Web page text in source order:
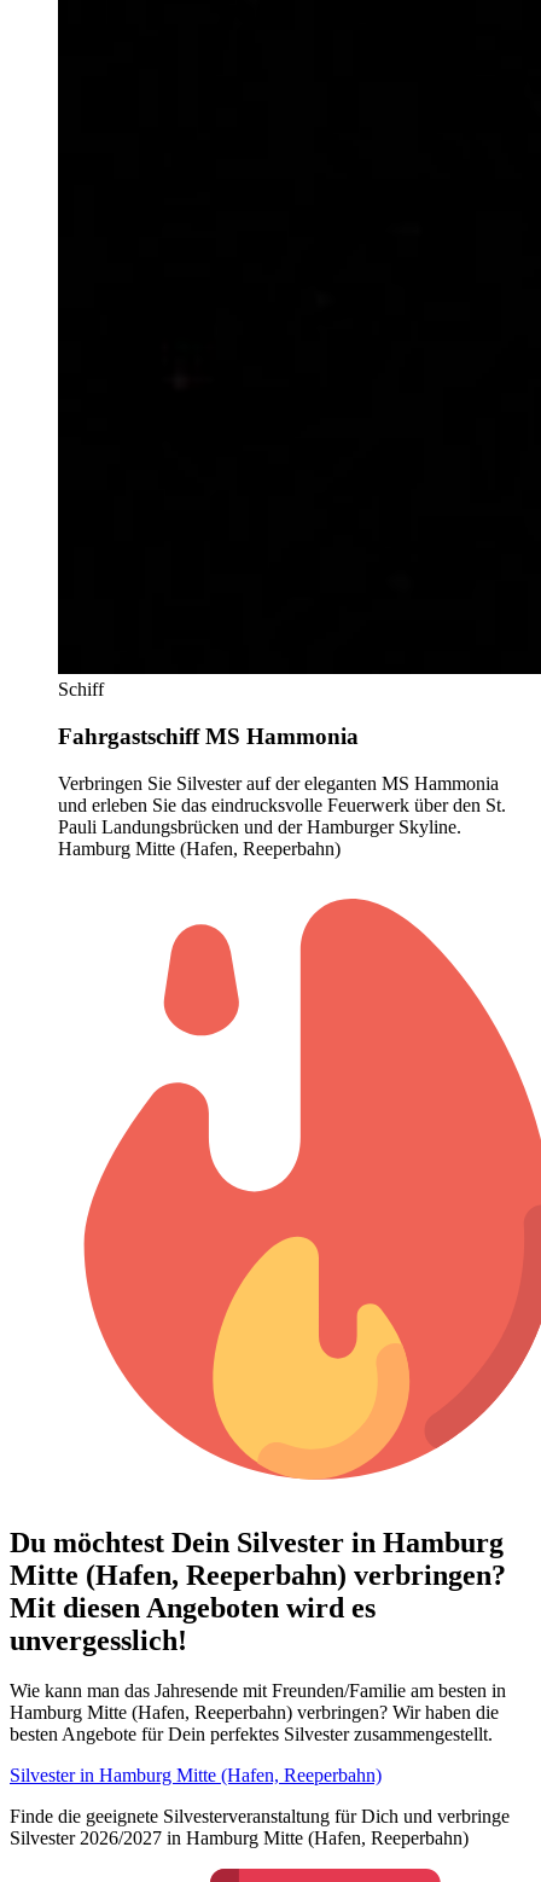
Schiff
Fahrgastschiff MS Hammonia
Verbringen Sie Silvester auf der eleganten MS Hammonia
und erleben Sie das eindrucksvolle Feuerwerk über den St.
Pauli Landungsbrücken und der Hamburger Skyline.
Hamburg Mitte (Hafen, Reeperbahn)
Du möchtest Dein Silvester in Hamburg
Mitte (Hafen, Reeperbahn) verbringen?
Mit diesen Angeboten wird es
unvergesslich!
Wie kann man das Jahresende mit Freunden/Familie am besten in
Hamburg Mitte (Hafen, Reeperbahn) verbringen? Wir haben die
besten Angebote für Dein perfektes Silvester zusammengestellt.
Silvester in Hamburg Mitte (Hafen, Reeperbahn)
Finde die geeignete Silvesterveranstaltung für Dich und verbringe
Silvester 2026/2027 in Hamburg Mitte (Hafen, Reeperbahn)